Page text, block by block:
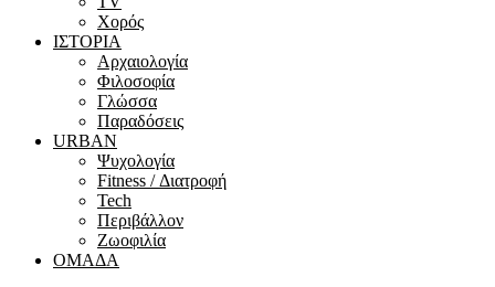
Χορός
ΙΣΤΟΡΙΑ
Αρχαιολογία
Φιλοσοφία
Γλώσσα
Παραδόσεις
URBAN
Ψυχολογία
Fitness / Διατροφή
Tech
Περιβάλλον
Ζωοφιλία
ΟΜΑΔΑ